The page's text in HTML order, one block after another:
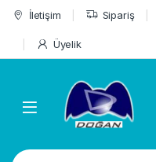
Skip to navigation
Skip to content
İletişim Sipariş
Üyelik
Ara: